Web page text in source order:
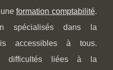
uneformation comptabilité.
spécialisés dans la
accessibles à tous.
difficultés liées à la